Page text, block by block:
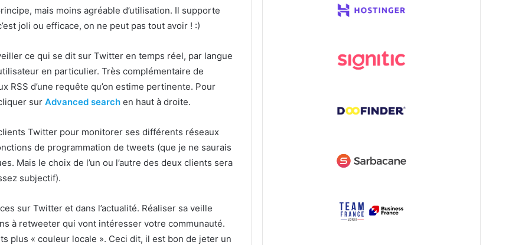
mais moins agréable d’utilisation. Il supporte
joli ou efficace, on ne peut pas tout avoir ! :)
ce qui se dit sur Twitter en temps réel, par langue
en particulier. Très complémentaire de
RSS d’une requête qu’on estime pertinente. Pour
sur Advanced search en haut à droite.
Twitter pour monitorer ses différents réseaux
de programmation de tweets (que je ne saurais
Mais le choix de l’un ou l’autre des deux clients sera
subjectif).
sur Twitter et dans l’actualité. Réaliser sa veille
à retweeter qui vont intéresser votre communauté.
plus « couleur locale ». Ceci dit, il est bon de jeter un